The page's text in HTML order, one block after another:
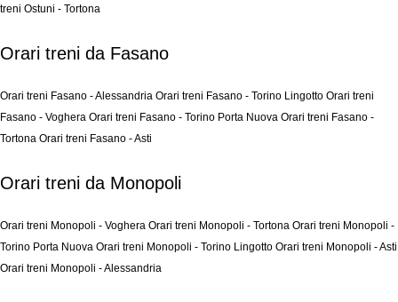
treni Ostuni - Tortona
Orari treni da Fasano
Orari treni Fasano - Alessandria Orari treni Fasano - Torino Lingotto Orari treni
Fasano - Voghera Orari treni Fasano - Torino Porta Nuova Orari treni Fasano -
Tortona Orari treni Fasano - Asti
Orari treni da Monopoli
Orari treni Monopoli - Voghera Orari treni Monopoli - Tortona Orari treni Monopoli -
Torino Porta Nuova Orari treni Monopoli - Torino Lingotto Orari treni Monopoli - Asti
Orari treni Monopoli - Alessandria